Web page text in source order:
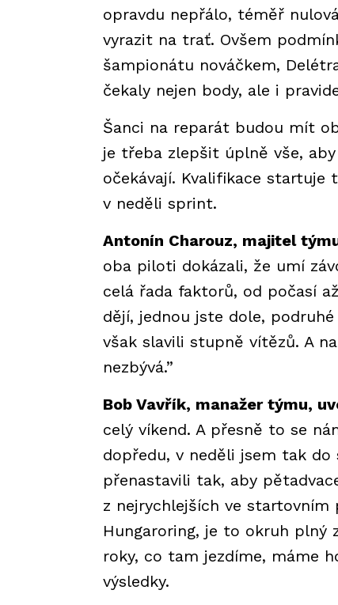
opravdu nepřálo, téměř
vyrazit na trať. Ovšem
šampionátu nováčkem,
čekaly nejen body, ale i
Šanci na reparát budou mít
je třeba zlepšit úplně vše,
očekávají. Kvalifikace startuje
v neděli sprint.
Antonín Charouz, majitel
oba piloti dokázali, že umí
celá řada faktorů, od počasí
dějí, jednou jste dole,
však slavili stupně vítězů. A
nezbývá.”
Bob Vavřík, manažer týmu,
celý víkend. A přesně to se
dopředu, v neděli jsem tak
přenastavili tak, aby
z nejrychlejších ve
Hungaroring, je to okruh plný
roky, co tam jezdíme, máme
výsledky.